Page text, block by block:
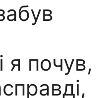
я почув,